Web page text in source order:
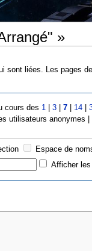
»
sont liées. Les pages
cours des 1 |3 |7 14 |
utilisateurs anonymes |
Espace de
Afficher